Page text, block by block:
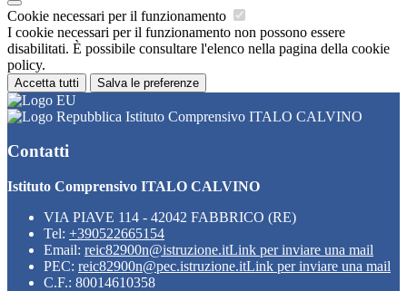
Cookie necessari per il funzionamento
I cookie necessari per il funzionamento non possono essere
disabilitati. È possibile consultare l'elenco nella pagina della cookie
policy.
Accetta tutti Salva le preferenze
Istituto Comprensivo ITALO CALVINO
Contatti
Istituto Comprensivo ITALO CALVINO
VIA PIAVE 114 - 42042 FABBRICO (RE)
Tel: +390522665154
Email: reic82900n@istruzione.itLink per inviare una mail
PEC: reic82900n@pec.istruzione.itLink per inviare una mail
C.F.: 80014610358